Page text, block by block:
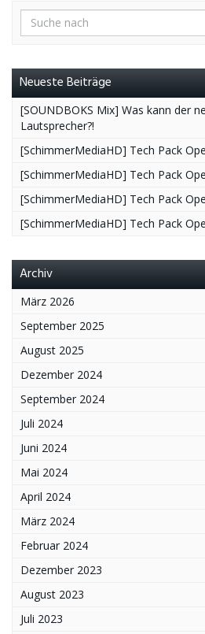
Neueste Beiträge
[SOUNDBOKS Mix] Was kann der
Lautsprecher?!
[SchimmerMediaHD] Tech Pack
[SchimmerMediaHD] Tech Pack
[SchimmerMediaHD] Tech Pack
[SchimmerMediaHD] Tech Pack
Archiv
März 2026
September 2025
August 2025
Dezember 2024
September 2024
Juli 2024
Juni 2024
Mai 2024
April 2024
März 2024
Februar 2024
Dezember 2023
August 2023
Juli 2023